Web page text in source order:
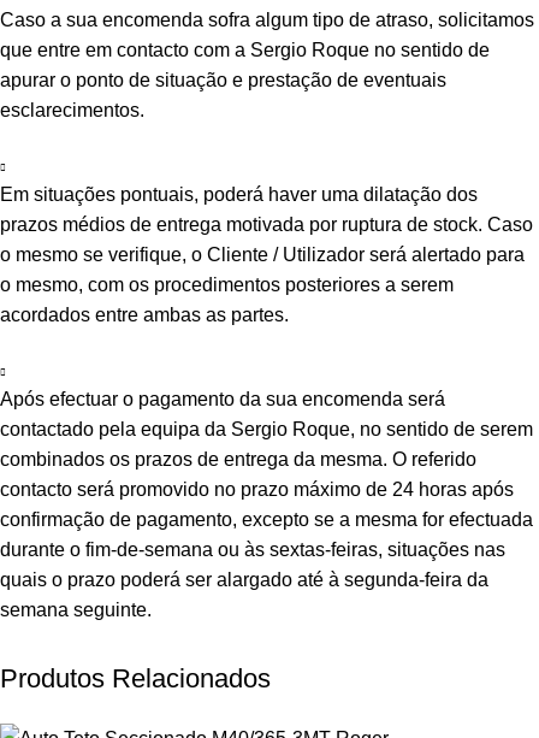
Caso a sua encomenda sofra algum tipo de atraso, solicitamos
que entre em contacto com a Sergio Roque no sentido de
apurar o ponto de situação e prestação de eventuais
esclarecimentos.
Em situações pontuais, poderá haver uma dilatação dos
prazos médios de entrega motivada por ruptura de stock. Caso
o mesmo se verifique, o Cliente / Utilizador será alertado para
o mesmo, com os procedimentos posteriores a serem
acordados entre ambas as partes.
Após efectuar o pagamento da sua encomenda será
contactado pela equipa da Sergio Roque, no sentido de serem
combinados os prazos de entrega da mesma. O referido
contacto será promovido no prazo máximo de 24 horas após
confirmação de pagamento, excepto se a mesma for efectuada
durante o fim-de-semana ou às sextas-feiras, situações nas
quais o prazo poderá ser alargado até à segunda-feira da
semana seguinte.
Produtos Relacionados